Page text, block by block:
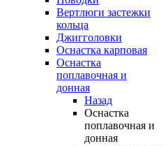
Вертлюги застежки
кольца
Джигголовки
Оснастка карповая
Оснастка
поплавочная и
донная
Назад
Оснастка
поплавочная и
донная